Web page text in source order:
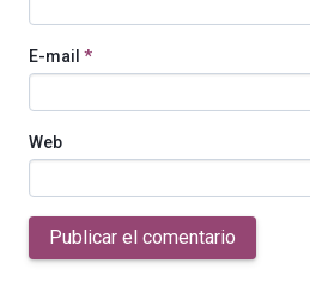
E-mail *
Web
Publicar el comentario